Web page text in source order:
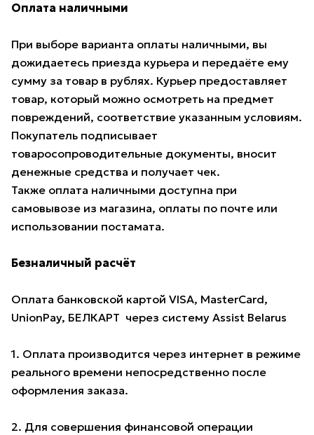
Оплата наличными
При выборе варианта оплаты наличными, вы
дожидаетесь приезда курьера и передаёте ему
сумму за товар в рублях. Курьер предоставляет
товар, который можно осмотреть на предмет
повреждений, соответствие указанным условиям.
Покупатель подписывает
товаросопроводительные документы, вносит
денежные средства и получает чек.
Также оплата наличными доступна при
самовывозе из магазина, оплаты по почте или
использовании постамата.
Безналичный расчёт
Оплата банковской картой VISA, MasterCard,
UnionPay, БЕЛКАРТ через систему Assist Belarus
1. Оплата производится через интернет в режиме
реального времени непосредственно после
оформления заказа.
2. Для совершения финансовой операции